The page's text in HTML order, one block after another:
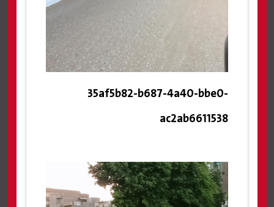
35af5b82-b687-4a40-bbe0-
ac2ab6611538